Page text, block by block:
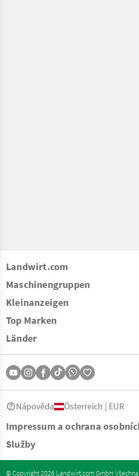
Landwirt.com
Maschinengruppen
Kleinanzeigen
Top Marken
Länder
Impressum a ochrana
Služby
Nápověda Österreich | EUR
© Copyright 2026 Landwirt.com GmbH